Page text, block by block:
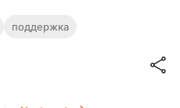
Deli и
и Prismacolor. Доступна
🧡
поддержка